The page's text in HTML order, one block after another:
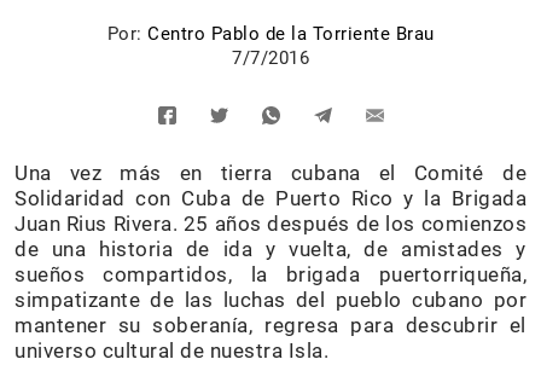
Por: Centro Pablo de la Torriente Brau
7/7/2016
Una vez más en tierra cubana el Comité de
Solidaridad con Cuba de Puerto Rico y la Brigada
Juan Rius Rivera. 25 años después de los comienzos
de una historia de ida y vuelta, de amistades y
sueños compartidos, la brigada puertorriqueña,
simpatizante de las luchas del pueblo cubano por
mantener su soberanía, regresa para descubrir el
universo cultural de nuestra Isla.